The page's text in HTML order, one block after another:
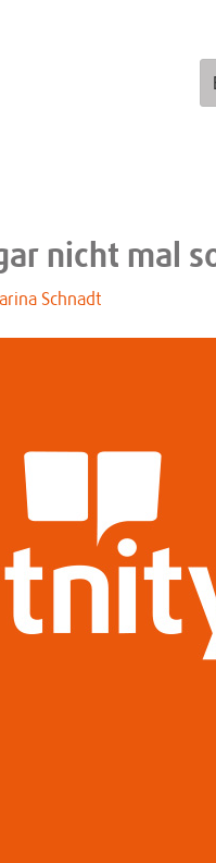
nicht mal
Schnadt